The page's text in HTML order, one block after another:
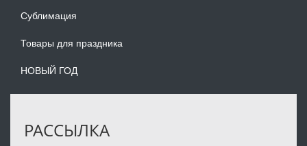
Сублимация
Товары для праздника
НОВЫЙ ГОД
РАССЫЛКА